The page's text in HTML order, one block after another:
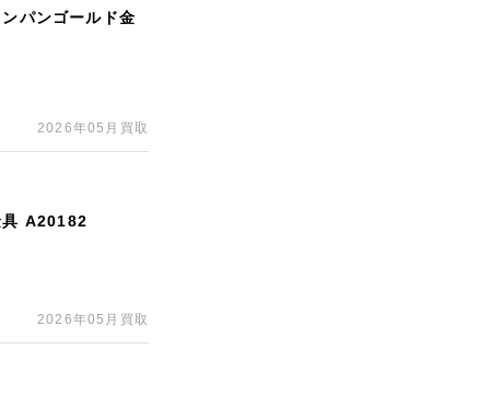
パンゴールド金
2026年05月買取
具 A20182
2026年05月買取